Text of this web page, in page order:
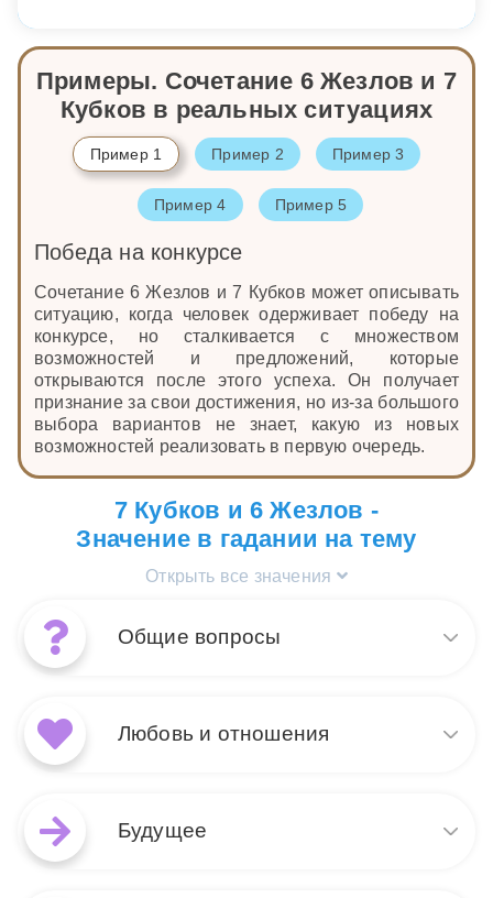
Примеры. Сочетание 6 Жезлов и 7
Кубков в реальных ситуациях
Пример 1 Пример 2 Пример 3
Пример 4 Пример 5
Победа на конкурсе
Сочетание 6 Жезлов и 7 Кубков может описывать
ситуацию, когда человек одерживает победу на
конкурсе, но сталкивается с множеством
возможностей и предложений, которые
открываются после этого успеха. Он получает
признание за свои достижения, но из-за большого
выбора вариантов не знает, какую из новых
возможностей реализовать в первую очередь.
7 Кубков и 6 Жезлов -
Значение в гадании на тему
Открыть все значения
Общие вопросы
Кубков в раскладе на общие
вариантов и возможных
Любовь и отношения
Будущее